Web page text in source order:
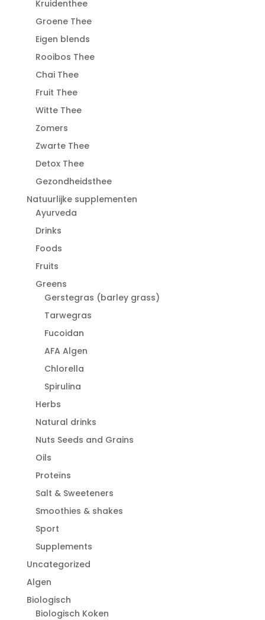
Kruidenthee
Groene Thee
Eigen blends
Rooibos Thee
Chai Thee
Fruit Thee
Witte Thee
Zomers
Zwarte Thee
Detox Thee
Gezondheidsthee
Natuurlijke supplementen
Ayurveda
Drinks
Foods
Fruits
Greens
Gerstegras (barley grass)
Tarwegras
Fucoidan
AFA Algen
Chlorella
Spirulina
Herbs
Natural drinks
Nuts Seeds and Grains
Oils
Proteïns
Salt & Sweeteners
Smoothies & shakes
Sport
Supplements
Uncategorized
Algen
Biologisch
Biologisch Koken